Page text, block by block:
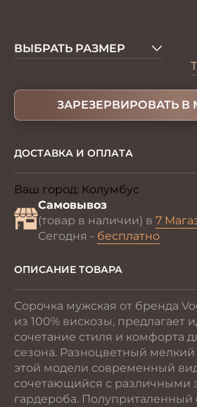
ВЫБРАТЬ РАЗМЕР
ЗАРЕЗЕРВИРОВАТЬ В
ДОСТАВКА И ОПЛАТА
Ваш город: Колумбус
Самовывоз
(товар в наличии) в 7
Сегодня - бесплатно
ОПИСАНИЕ ТОВАРА
Сорочка мужская от бренда
из 100% вискозы, предлагает
сочетание стиля и комфорта
сезона. Разноцветный
этой модели современный
сочетающийся с различными
гардероба. Полуприталенный